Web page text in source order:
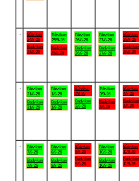
Båtviken
24/8-26
Badviken
24/8-26
Båtviken
25/8-26
Badviken
25/8-26
Båtviken
26/8-26
Badviken
26/8-26
Båtviken
27/8-26
Badviken
27/8-26
Båtviken
28/8-26
Badviken
28/8-26
Båtviken
31/8-26
Badviken
31/8-26
Båtviken
1/9-26
Badviken
1/9-26
Båtviken
2/9-26
Badviken
2/9-26
Båtviken
3/9-26
Badviken
3/9-26
Båtviken
4/9-26
Badviken
4/9-26
Båtviken
7/9-26
Badviken
7/9-26
Båtviken
8/9-26
Badviken
8/9-26
Båtviken
9/9-26
Badviken
9/9-26
Båtviken
10/9-26
Badviken
10/9-26
Båtviken
11/9-26
Badviken
11/9-26